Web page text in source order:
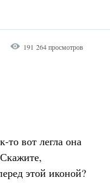
191 264 просмотров
то вот легла она
этой иконой?